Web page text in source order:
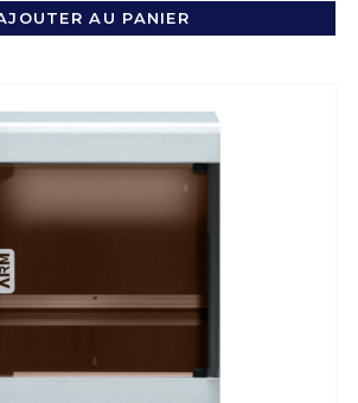
AU PANIER